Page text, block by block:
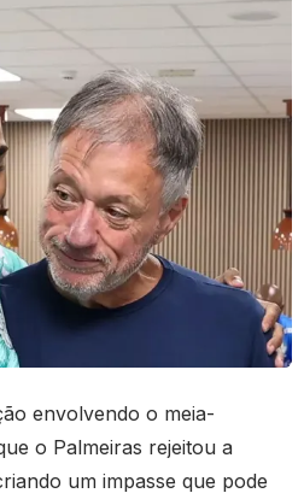
envolvendo o meia-
o Palmeiras rejeitou a
um impasse que pode